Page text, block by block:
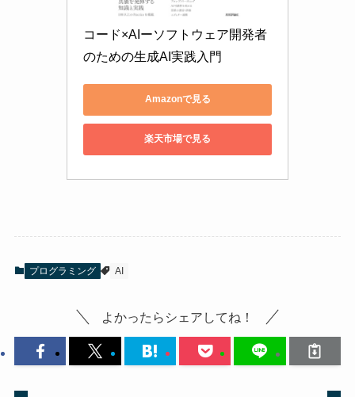
コード×AIーソフトウェア開発者
のための生成AI実践入門
Amazonで見る
楽天市場で見る
プログラミング AI
よかったらシェアしてね！